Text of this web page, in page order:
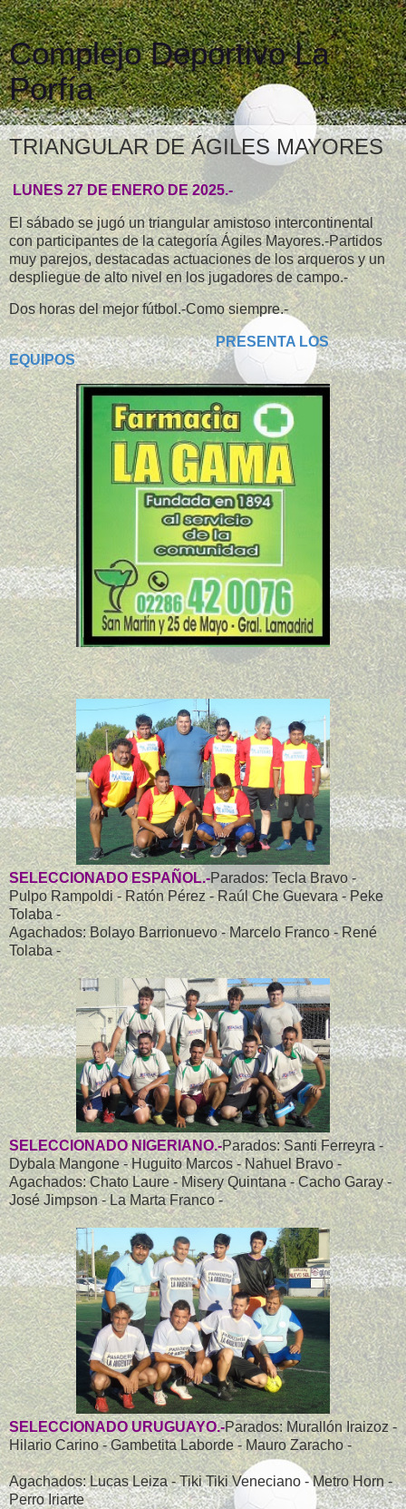
Complejo Deportivo La
Porfía
TRIANGULAR DE ÁGILES MAYORES
LUNES 27 DE ENERO DE 2025.-
El sábado se jugó un triangular amistoso intercontinental
con participantes de la categoría Ágiles Mayores.-Partidos
muy parejos, destacadas actuaciones de los arqueros y un
despliegue de alto nivel en los jugadores de campo.-
Dos horas del mejor fútbol.-Como siempre.-
PRESENTA LOS
EQUIPOS
SELECCIONADO ESPAÑOL.-Parados: Tecla Bravo -
Pulpo Rampoldi - Ratón Pérez - Raúl Che Guevara - Peke
Tolaba -
Agachados: Bolayo Barrionuevo - Marcelo Franco - René
Tolaba -
SELECCIONADO NIGERIANO.-Parados: Santi Ferreyra -
Dybala Mangone - Huguito Marcos - Nahuel Bravo -
Agachados: Chato Laure - Misery Quintana - Cacho Garay -
José Jimpson - La Marta Franco -
SELECCIONADO URUGUAYO.-Parados: Murallón Iraizoz -
Hilario Carino - Gambetita Laborde - Mauro Zaracho -
Agachados: Lucas Leiza - Tiki Tiki Veneciano - Metro Horn -
Perro Iriarte